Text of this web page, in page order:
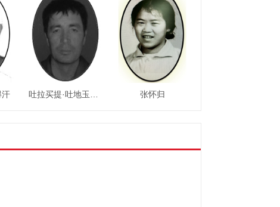
吐拉买提·吐地玉素甫 张怀归